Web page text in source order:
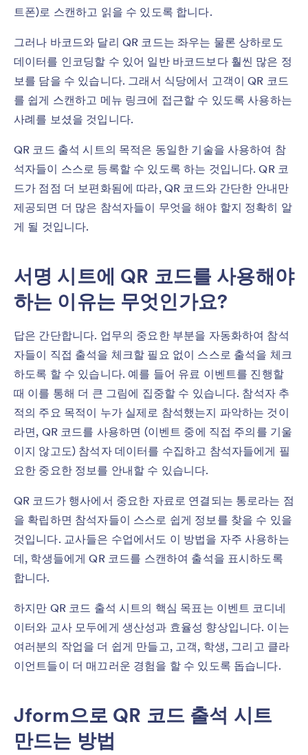
트폰)로 스캔하고 읽을 수 있도록 합니다.
그러나 바코드와 달리 QR 코드는 좌우는 물론 상하로도
데이터를 인코딩할 수 있어 일반 바코드보다 훨씬 많은 정
보를 담을 수 있습니다. 그래서 식당에서 고객이 QR 코드
를 쉽게 스캔하고 메뉴 링크에 접근할 수 있도록 사용하는
사례를 보셨을 것입니다.
QR 코드 출석 시트의 목적은 동일한 기술을 사용하여 참
석자들이 스스로 등록할 수 있도록 하는 것입니다. QR 코
드가 점점 더 보편화됨에 따라, QR 코드와 간단한 안내만
제공되면 더 많은 참석자들이 무엇을 해야 할지 정확히 알
게 될 것입니다.
서명 시트에 QR 코드를 사용해야
하는 이유는 무엇인가요?
답은 간단합니다. 업무의 중요한 부분을 자동화하여 참석
자들이 직접 출석을 체크할 필요 없이 스스로 출석을 체크
하도록 할 수 있습니다. 예를 들어 유료 이벤트를 진행할
때 이를 통해 더 큰 그림에 집중할 수 있습니다. 참석자 추
적의 주요 목적이 누가 실제로 참석했는지 파악하는 것이
라면, QR 코드를 사용하면 (이벤트 중에 직접 주의를 기울
이지 않고도) 참석자 데이터를 수집하고 참석자들에게 필
요한 중요한 정보를 안내할 수 있습니다.
QR 코드가 행사에서 중요한 자료로 연결되는 통로라는 점
을 확립하면 참석자들이 스스로 쉽게 정보를 찾을 수 있을
것입니다. 교사들은 수업에서도 이 방법을 자주 사용하는
데, 학생들에게 QR 코드를 스캔하여 출석을 표시하도록
합니다.
하지만 QR 코드 출석 시트의 핵심 목표는 이벤트 코디네
이터와 교사 모두에게 생산성과 효율성 향상입니다. 이는
여러분의 작업을 더 쉽게 만들고, 고객, 학생, 그리고 클라
이언트들이 더 매끄러운 경험을 할 수 있도록 돕습니다.
Jform으로 QR 코드 출석 시트
만드는 방법